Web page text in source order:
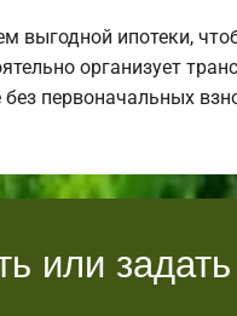
ипотеки,
организует
первоначальных
или